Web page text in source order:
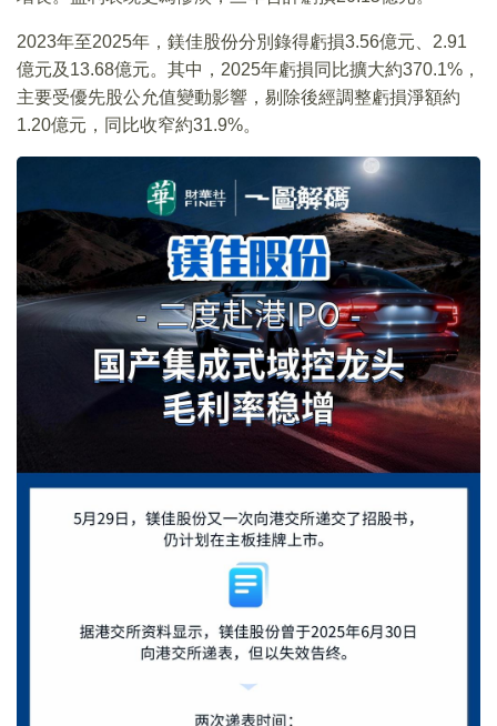
2023年至2025年，鎂佳股份分別錄得虧損3.56億元、2.91
億元及13.68億元。其中，2025年虧損同比擴大約370.1%，
主要受優先股公允值變動影響，剔除後經調整虧損淨額約
1.20億元，同比收窄約31.9%。